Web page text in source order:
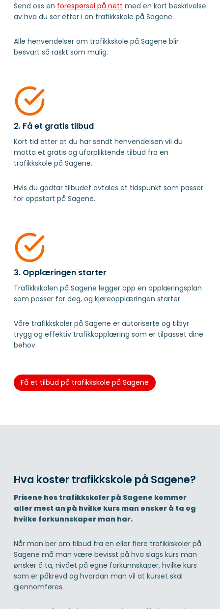
Send oss en forespørsel på nett med en kort beskrivelse
av hva du ser etter i en trafikkskole på Sagene.
Alle henvendelser om trafikkskole på Sagene blir
besvart så raskt som mulig.
2. Få et gratis tilbud
Kort tid etter at du har sendt henvendelsen vil du
motta et gratis og uforpliktende tilbud fra en
trafikkskole på Sagene.
Hvis du godtar tilbudet avtales et tidspunkt som passer
for oppstart på Sagene.
3. Opplæringen starter
Trafikkskolen på Sagene legger opp en opplæringsplan
som passer for deg, og kjøreopplæringen starter.
Våre trafikkskoler på Sagene er autoriserte og tilbyr
trygg og effektiv trafikkopplæring som er tilpasset dine
behov.
Få et tilbud på trafikkskole på Sagene
Hva koster trafikkskole på Sagene?
Prisene hos trafikkskoler på Sagene kommer
aller mest an på hvilke kurs man ønsker å ta og
hvilke forkunnskaper man har.
Når man ber om tilbud fra en eller flere trafikkskoler på
Sagene må man være bevisst på hva slags kurs man
ønsker å ta, nivået på egne forkunnskaper, hvilke kurs
som er påkrevd og hvordan man vil at kurset skal
gjennomføres.